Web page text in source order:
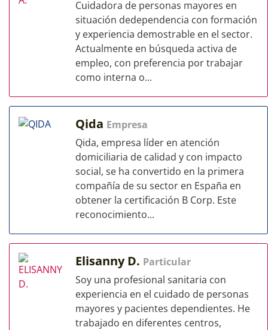
Cuidadora de personas mayores en
situación dedependencia con formación
y experiencia demostrable en el sector.
Actualmente en búsqueda activa de
empleo, con preferencia por trabajar
como interna o...
Qida Empresa
Qida, empresa líder en atención
domiciliaria de calidad y con impacto
social, se ha convertido en la primera
compañía de su sector en España en
obtener la certificación B Corp. Este
reconocimiento...
Elisanny D. Particular
Soy una profesional sanitaria con
experiencia en el cuidado de personas
mayores y pacientes dependientes. He
trabajado en diferentes centros,